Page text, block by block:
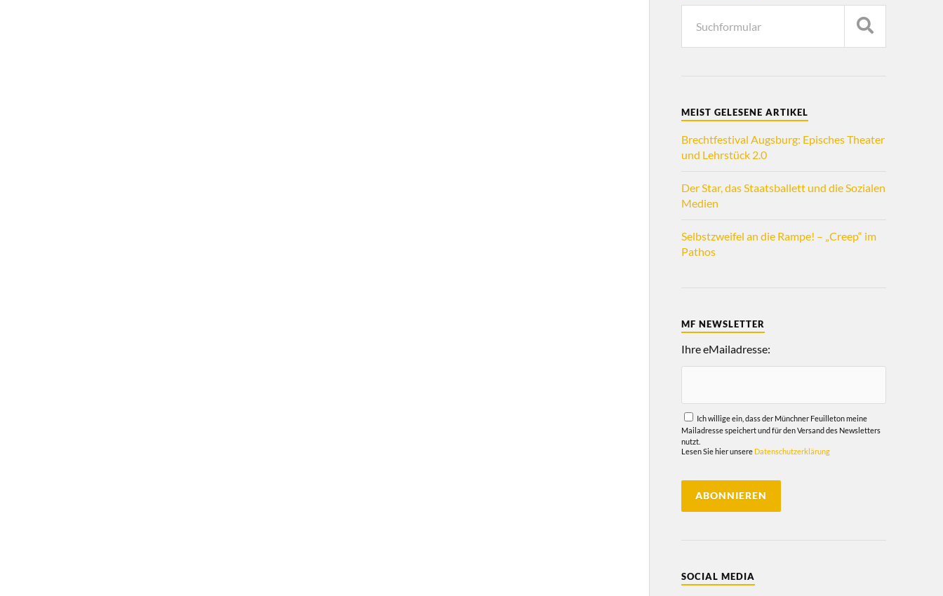
MEIST GELESENE ARTIKEL
Brechtfestival Augsburg: Episches Theater
und Lehrstück 2.0
Der Star, das Staatsballett und die Sozialen
Medien
Selbstzweifel an die Rampe! – „Creep“ im
Pathos
MF NEWSLETTER
Ihre eMailadresse:
Ich willige ein, dass der Münchner Feuilleton meine
Mailadresse speichert und für den Versand des Newsletters
nutzt.
Lesen Sie hier unsere Datenschutzerklärung
SOCIAL MEDIA